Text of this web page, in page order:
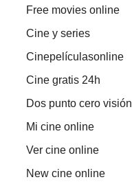
Free movies online
Cine y series
Cinepelículasonline
Cine gratis 24h
Dos punto cero visión
Mi cine online
Ver cine online
New cine online